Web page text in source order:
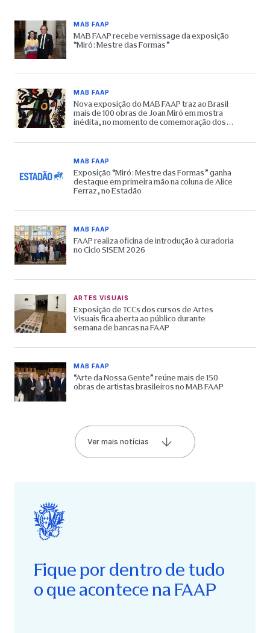
MAB FAAP
MAB FAAP recebe vernissage da exposição
“Miró: Mestre das Formas”
MAB FAAP
Nova exposição do MAB FAAP traz ao Brasil
mais de 100 obras de Joan Miró em mostra
inédita, no momento de comemoração dos
MAB FAAP
Exposição “Miró: Mestre das Formas” ganha
destaque em primeira mão na coluna de Alice
Ferraz, no Estadão
MAB FAAP
FAAP realiza oficina de introdução à curadoria
no Ciclo SISEM 2026
ARTES VISUAIS
Exposição de TCCs dos cursos de Artes
Visuais fica aberta ao público durante
semana de bancas na FAAP
MAB FAAP
“Arte da Nossa Gente” reúne mais de 150
obras de artistas brasileiros no MAB FAAP
Ver mais notícias
Fique por dentro de tudo
o que acontece na FAAP